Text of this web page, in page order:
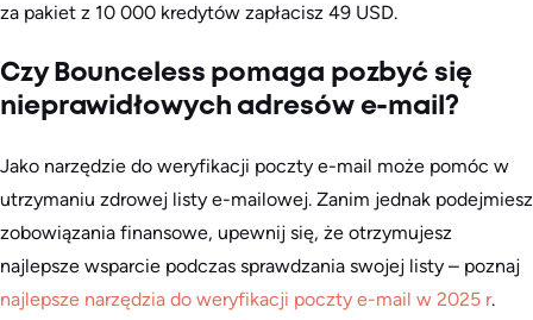
za pakiet z 10 000 kredytów zapłacisz 49 USD.
Czy Bounceless pomaga pozbyć się
nieprawidłowych adresów e-mail?
Jako narzędzie do weryfikacji poczty e-mail może pomóc w
utrzymaniu zdrowej listy e-mailowej. Zanim jednak podejmiesz
zobowiązania finansowe, upewnij się, że otrzymujesz
najlepsze wsparcie podczas sprawdzania swojej listy – poznaj
najlepsze narzędzia do weryfikacji poczty e-mail w 2025 r.